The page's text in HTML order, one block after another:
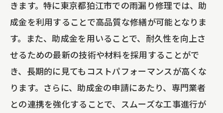
きます。特に東京都狛江市での雨漏り修理では、助
成金を利用することで高品質な修繕が可能となりま
す。また、助成金を用いることで、耐久性を向上さ
せるための最新の技術や材料を採用することがで
き、長期的に見てもコストパフォーマンスが高くな
ります。さらに、助成金の申請にあたり、専門業者
との連携を強化することで、スムーズな工事進行が